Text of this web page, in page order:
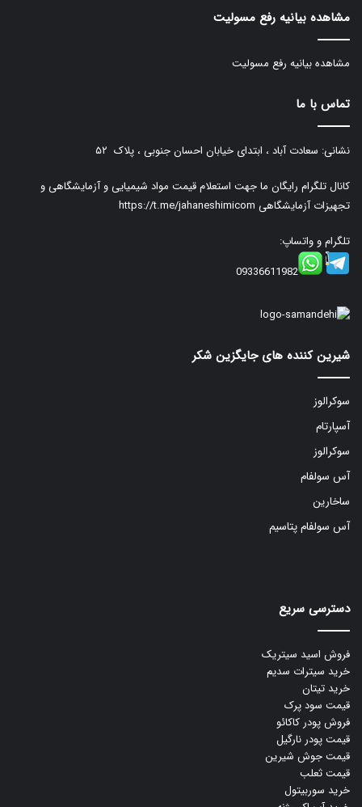
مشاهده بیانیه رفع مسولیت
مشاهده بیانیه رفع مسولیت
تماس با ما
نشانی: سعادت آباد ، ابتدای خیابان احسان جنوبی ، پلاک ۵۲
کانال تلگرام رایگان ما جهت استعلام قیمت مواد شیمیایی و آزمایشگاهی و
تجهیزات آزمایشگاهی https://t.me/jahaneshimicom
تلگرام و واتساپ:
09336611982
شیرین کننده های جایگزین شکر
سوکرالوز
آسپارتام
سوکرالوز
آس سولفام
ساخارین
آس سولفام پتاسیم
دسترسی سریع
فروش اسید سیتریک
خرید سیترات سدیم
خرید تیتان
قیمت سود پرک
فروش پودر کاکائو
قیمت پودر نارگیل
قیمت جوش شیرین
قیمت ثعلب
خرید سوربیتول